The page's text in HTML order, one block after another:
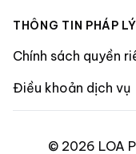
THÔNG TIN PHÁP LÝ
Chính sách quyền
Điều khoản dịch vụ
© 2026 LOA